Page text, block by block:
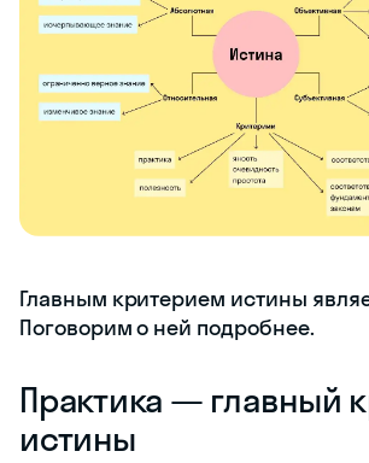
Главным критерием истины
Поговорим о ней подробнее.
Практика — главный
истины